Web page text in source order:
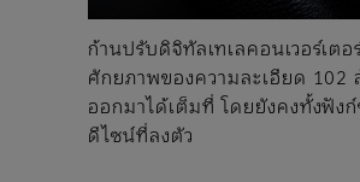
ก้านปรับดิจิทัลเทเลคอนเวอร์เต
ศักยภาพของความละเอียด 102
ออกมาได้เต็มที่ โดยยังคงทั้งฟัง
ดีไซน์ที่ลงตัว